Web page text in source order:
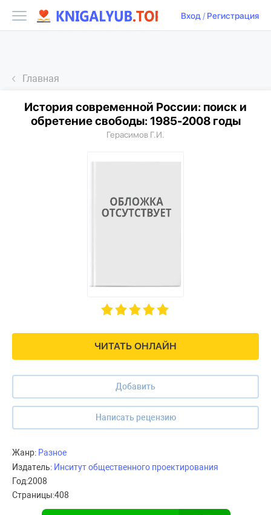
Вход/ Регистрация
Главная
ЧИТАТЬ ОНЛАЙН
Добавить
Написать рецензию
История современной России: поиск и
обретение свободы: 1985-2008 годы
Герасимов Г.И.
Жанр: Разное
Издатель: Инситут общественного проектирования
Год:2008
Страницы:408